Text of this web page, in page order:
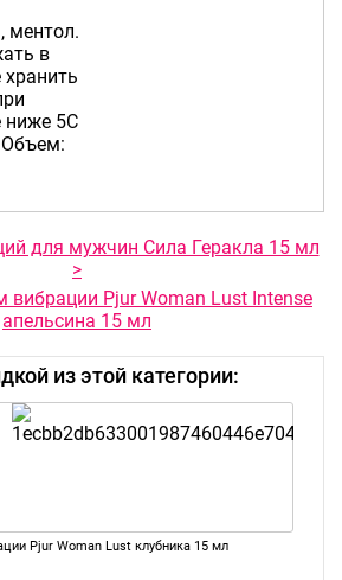
ментол.
в
ниже 5С
для мужчин Сила Геракла 15 мл
>
вибрации Pjur Woman Lust Intense
апельсина 15 мл
из этой категории:
Pjur Woman Lust клубника 15 мл